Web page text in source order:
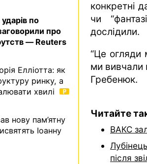
конкретні
чи
дослідили.
“Це огляди
ми вивчали
Гребенюк.
Читайте
ВАКС
після
ударів по
про
— Reuters
Елліотта: як
ринку, а
хвилі
нову пам’ятну
Іоанну